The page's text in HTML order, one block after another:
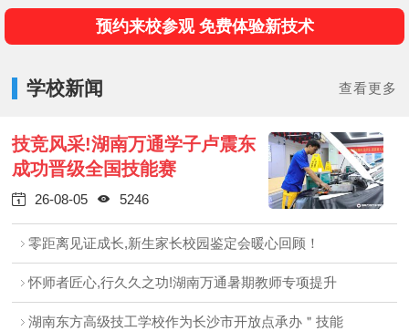
预约来校参观 免费体验新技术
学校新闻 查看更多
技竞风采!湖南万通学子卢震东
成功晋级全国技能赛
 26-08-05  5246
零距离见证成长,新生家长校园鉴定会暖心回顾！
怀师者匠心,行久久之功!湖南万通暑期教师专项提升
湖南东方高级技工学校作为长沙市开放点承办＂技能